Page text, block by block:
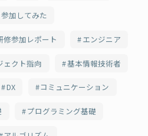
参加してみた
修参加レポート エンジニア
ェクト指向 基本情報技術者
DX コミュニケーション
プログラミング基礎